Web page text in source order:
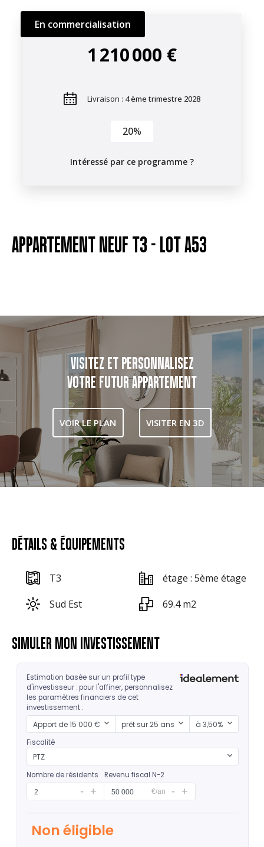
En commercialisation
1 210 000 €
Livraison : 4 ème trimestre 2028
20%
Intéressé par ce programme ?
APPARTEMENT NEUF T3 - LOT A53
VISITEZ ET PERSONNALISEZ
VOTRE FUTUR APPARTEMENT
VOIR LE PLAN VISITER EN 3D
DÉTAILS & ÉQUIPEMENTS
T3
étage : 5ème étage
Sud Est
69.4 m2
SIMULER MON INVESTISSEMENT